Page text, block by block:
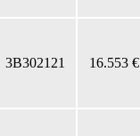
3B302121 16.553 €